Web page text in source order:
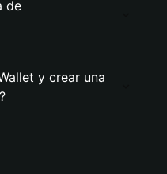
de
y crear una